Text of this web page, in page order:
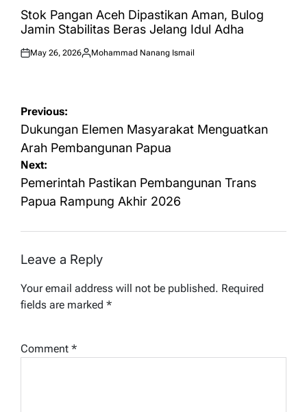
IN
Stok Pangan Aceh Dipastikan Aman, Bulog
Jamin Stabilitas Beras Jelang Idul Adha
Posted
May 26, 2026
Posted
Mohammad Nanang Ismail
Post
navigation
Previous:
Dukungan Elemen Masyarakat Menguatkan
Arah Pembangunan Papua
Next:
Pemerintah Pastikan Pembangunan Trans
Papua Rampung Akhir 2026
Leave a Reply
Your email address will not be published. Required
fields are marked *
Comment *